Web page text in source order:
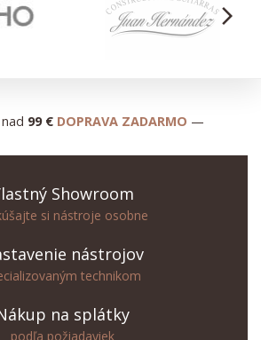
arrow_forward_ios
99 € DOPRAVA ZADARMO —
Showroom
si nástroje osobne
nástrojov
technikom
na splátky
podľa požiadaviek